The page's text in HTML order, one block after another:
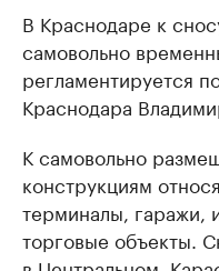
В Краснодаре к
самовольно
регламентируется
Краснодара
К самовольно
конструкциям
терминалы, гаражи,
торговые объекты.